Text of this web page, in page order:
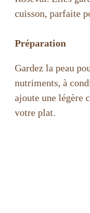
cuisson, parfaite
Préparation
Gardez la peau
nutriments, à
ajoute une légère
votre plat.